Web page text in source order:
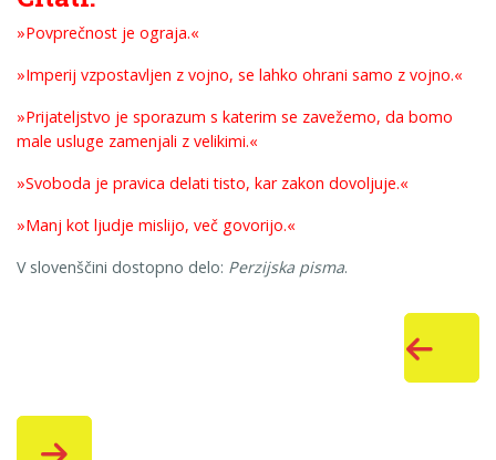
»Povprečnost je ograja.«
»Imperij vzpostavljen z vojno, se lahko ohrani samo z vojno.«
»Prijateljstvo je sporazum s katerim se zavežemo, da bomo
male usluge zamenjali z velikimi.«
»Svoboda je pravica delati tisto, kar zakon dovoljuje.«
»Manj kot ljudje mislijo, več govorijo.«
V slovenščini dostopno delo: Perzijska pisma.